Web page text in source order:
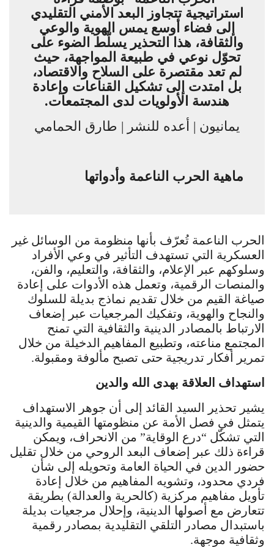
استراتيجية تتجاوز البعد الأمني التقليدي
إلى فضاء أوسع يمس الهوية والوعي
والثقافة، هذا التحذير يسلّط الضوء على
تحوّل نوعي في طبيعة المواجهة، حيث
لم تعد مقتصرة على السلاح والاقتصاد،
بل امتدت إلى تشكيل القناعات وإعادة
هندسة الأولويات لدى المجتمعات.
يمانيون | أعده للنشر | طارق الحمامي
ماهية الحرب الناعمة وأدواتها
الحرب الناعمة تُعرّف بأنها منظومة من الوسائل غير
العسكرية التي تستهدف التأثير في وعي الأفراد
وسلوكهم عبر الإعلام، والثقافة، والتعليم، والفن،
والمنصات الرقمية، وتعمل هذه الأدوات على إعادة
صياغة القيم من خلال تقديم نماذج بديلة للسلوك
والنجاح والهوية، وتفكيك المرجعيات عبر إضعاف
الارتباط بالمصادر الدينية والثقافية التي تمنح
المجتمع مناعته، وتطبيع المفاهيم الدخيلة من خلال
تمرير أفكار تدريجية حتى تصبح مألوفة ومقبولة.
استهداف العلاقة بهدى الله والدين
يشير تحذير السيد القائد إلى أن جوهر الاستهداف
يتمثل في فصل الأمة عن منظومتها القيمية والدينية
التي تشكّل “درع الوقاية” من الانحراف، ويمكن
قراءة ذلك عبر إضعاف البعد الروحي من خلال تقليل
حضور الدين في الحياة العامة وتحويله إلى شأن
فردي محدود، وتشويه المفاهيم من خلال إعادة
تأويل مفاهيم مركزية (كالحرية والعدالة) بطريقة
تتعارض مع أصولها الدينية، وإحلال مرجعيات بديلة
باستبدال مصادر التلقي التقليدية بمصادر رقمية
وثقافية موجهة.